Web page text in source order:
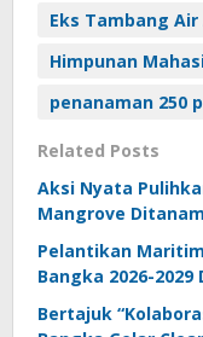
Eks Tambang
Himpunan
penanaman 250
Related Posts
Aksi Nyata
Mangrove
Pelantikan
Bangka 2026-
Bertajuk